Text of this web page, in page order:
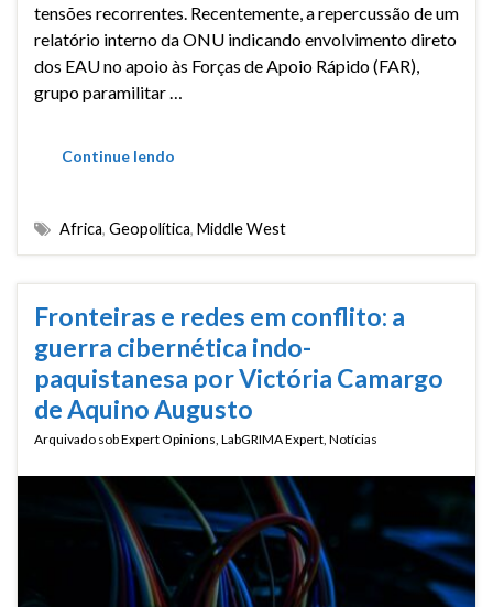
tensões recorrentes. Recentemente, a repercussão de um
relatório interno da ONU indicando envolvimento direto
dos EAU no apoio às Forças de Apoio Rápido (FAR),
grupo paramilitar …
Continue lendo
Africa, Geopolítica, Middle West
Fronteiras e redes em conflito: a
guerra cibernética indo-
paquistanesa por Victória Camargo
de Aquino Augusto
Arquivado sobExpert Opinions LabGRIMA Expert Notícias